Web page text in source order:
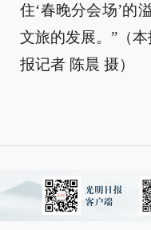
住‘春晚分会场’的
文旅的发展。”（
报记者 陈晨 摄）